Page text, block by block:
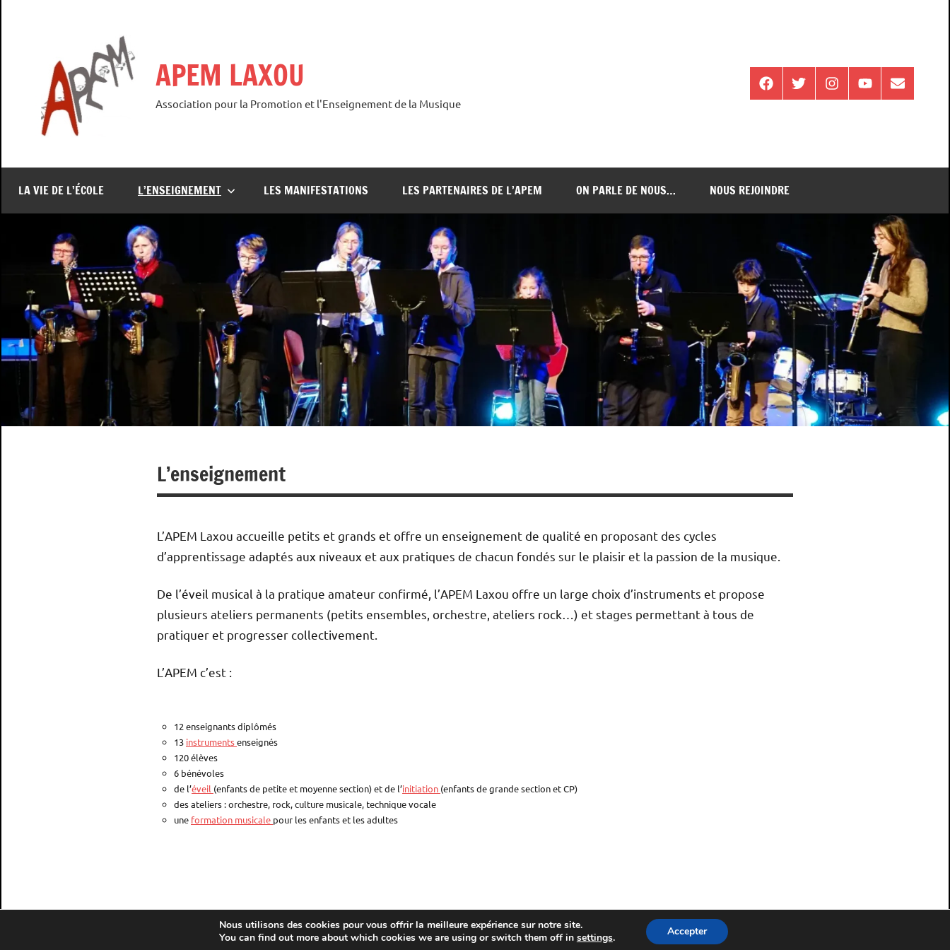
APEM LAXOU
Association pour la Promotion et l'Enseignement de la Musique
FacebookTwitterInstagramYoutube
E-
LA VIE DE L’ÉCOLE L’ENSEIGNEMENT LES MANIFESTATIONS LES PARTENAIRES DE L’APEM ON PARLE DE NOUS… NOUS REJOINDRE
L’enseignement
L’APEM Laxou accueille petits et grands et offre un enseignement de qualité en proposant des cycles
d’apprentissage adaptés aux niveaux et aux pratiques de chacun fondés sur le plaisir et la passion de la musique.
De l’éveil musical à la pratique amateur confirmé, l’APEM Laxou offre un large choix d’instruments et propose
plusieurs ateliers permanents (petits ensembles, orchestre, ateliers rock…) et stages permettant à tous de
pratiquer et progresser collectivement.
L’APEM c’est :
12 enseignants diplômés
13 instrumentsenseignés
120 élèves
6 bénévoles
de l’éveil (enfants de petite et moyenne section) et de l’initiation (enfants de grande section et CP)
des ateliers : orchestre, rock, culture musicale, technique vocale
une formation musicale pour les enfants et les adultes
APEM Laxou 4 rue des Belges 54520 LAXOU
Nous utilisons des cookies pour vous offrir la meilleure expérience sur notre site.
You can find out more about which cookies we are using or switch them off in settings. Accepter